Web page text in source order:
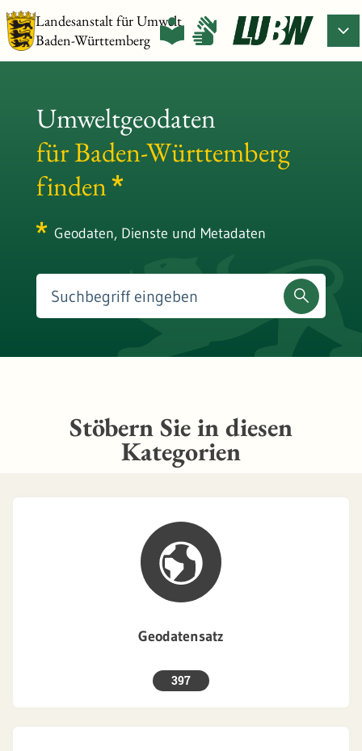
Landesanstalt für Umwelt
Baden-Württemberg
Umweltgeodaten
für Baden-Württemberg
finden
Geodaten, Dienste und Metadaten
Stöbern Sie in diesen
Kategorien
Geodatensatz
397